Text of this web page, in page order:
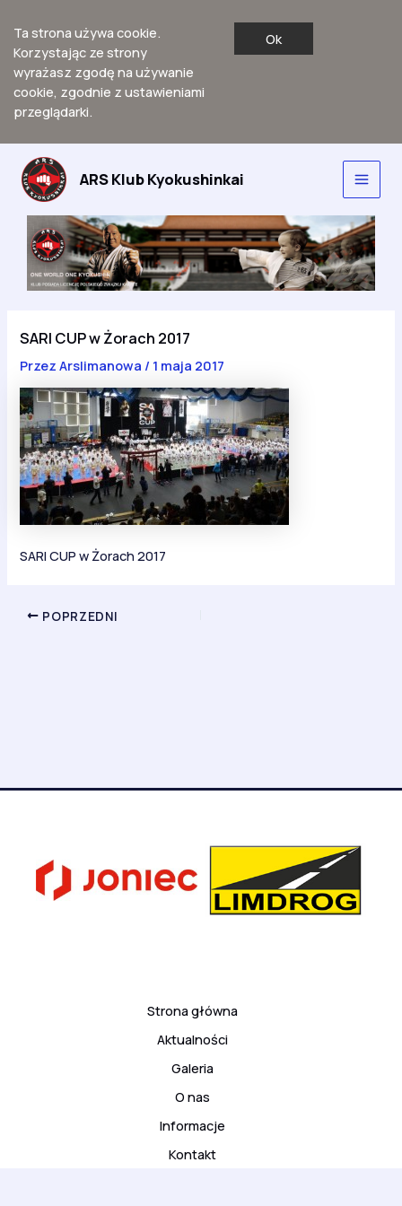
Ta strona używa cookie.
Korzystając ze strony
wyrażasz zgodę na używanie
cookie, zgodnie z ustawieniami
przeglądarki.
Ok
Przejdź
treści
ARS Klub Kyokushinkai
Main
SARI CUP w Żorach 2017
PrzezArslimanowa / 1 maja 2017
SARI CUP w Żorach 2017
POPRZEDNI
Strona główna
Aktualności
Galeria
O nas
Informacje
Kontakt